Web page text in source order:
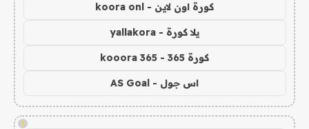
كورة اون لاين - koora onl
يلا كورة - yallakora
كورة 365 - kooora 365
اس جول - AS Goal
!